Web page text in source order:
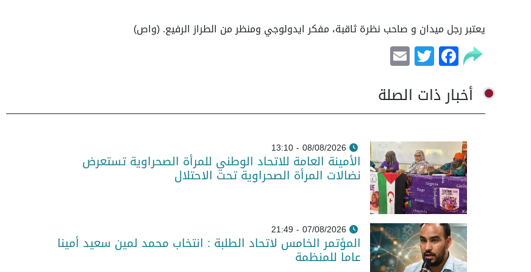
يعتبر رجل ميدان و صاحب نظرة ثاقبة، مفكر ايدولوجي ومنظر من الطراز الرفيع. (واص)
Facebook
Twitter
أخبار ذات الصلة
08/08/2026 - 13:10
الأمينة العامة للاتحاد الوطني للمرأة الصحراوية تستعرض
نضالات المرأة الصحراوية تحت الاحتلال
07/08/2026 - 21:49
المؤتمر الخامس لاتحاد الطلبة : انتخاب محمد لمين سعيد أمينا
عاما للمنظمة